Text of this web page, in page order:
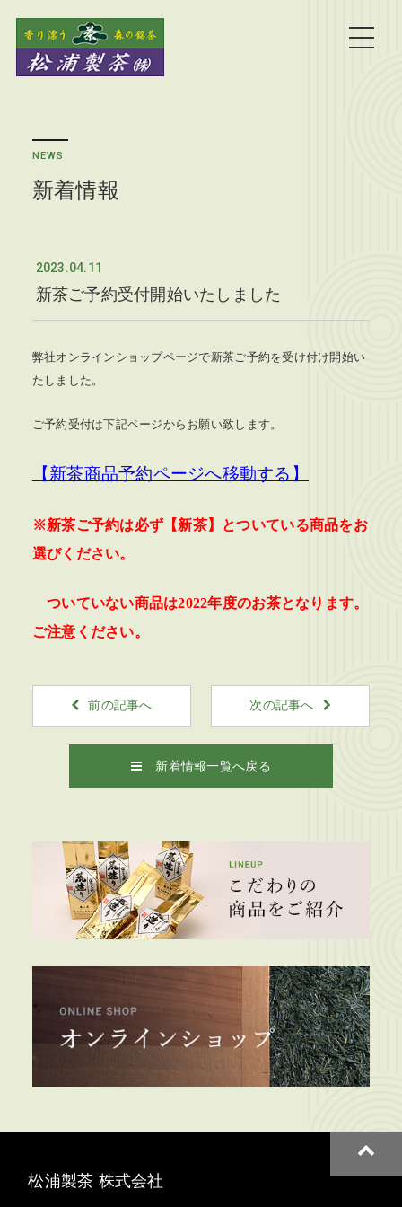
NEWS
新着情報
2023.04.11
新茶ご予約受付開始いたしました
弊社オンラインショップページで新茶ご予約を受け付け開始い
たしました。
ご予約受付は下記ページからお願い致します。
【新茶商品予約ページへ移動する】
※新茶ご予約は必ず【新茶】とついている商品をお
選びください。
ついていない商品は2022年度のお茶となります。
ご注意ください。
前の記事へ 次の記事へ
新着情報一覧へ戻る
松浦製茶 株式会社